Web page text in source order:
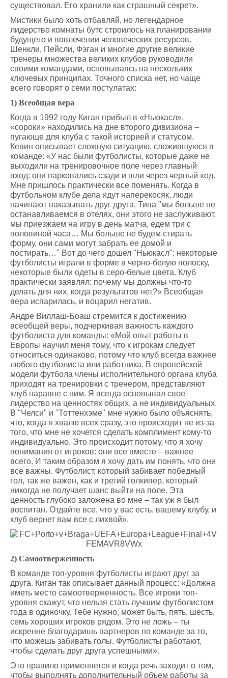
существовал. Его хранили как страшный секрет».
Мистики было хоть отбавляй, но легендарное
лидерство комнаты бутс строилось на планировании
будущего и вовлечении человеческих ресурсов.
Шенкли, Пейсли, Фэган и многие другие великие
тренеры множества великих клубов руководили
своими командами, основываясь на нескольких
ключевых принципах. Точного списка нет, но чаще
всего говорят о семи постулатах:
1) Всеобщая вера
Когда в 1992 году Киган прибыл в «Ньюкасл»,
«сороки» находились на дне второго дивизиона –
пугающе для клуба с такой историей и статусом.
Кевин описывает сложную ситуацию, сложившуюся в
команде: «У нас были футболисты, которые даже не
выходили на тренировочное поле через главный
вход: они парковались сзади и шли через черный ход.
Мне пришлось практически все поменять. Когда в
футбольном клубе дела идут наперекосяк, люди
начинают наказывать друг друга. Типа "мы больше не
останавливаемся в отелях, они этого не заслуживают,
мы приезжаем на игру в день матча, едем три с
половиной часа… Мы больше не будем стирать
форму, они сами могут забрать ее домой и
постирать…" Вот до чего дошел "Ньюкасл": некоторые
футболисты играли в форме в черно-белую полоску,
некоторые были одеты в серо-белые цвета. Клуб
практически заявлял: почему мы должны что-то
делать для них, когда результатов нет?» Всеобщая
вера испарилась, и воцарил негатив.
Андре Виллаш-Боаш стремится к достижению
всеобщей веры, подчеркивая важность каждого
футболиста для команды: «Мой опыт работы в
Европы научил меня тому, что к игрокам следует
относиться одинаково, потому что клуб всегда важнее
любого футболиста или работника. В европейской
модели футбола члены исполнительного органа клуба
приходят на тренировки с тренером, представляют
клуб наравне с ним. Я всегда основывал свое
лидерство на ценностях общих, а не индивидуальных.
В "Челси" и "Тоттенхэме" мне нужно было объяснять,
что, когда я хвалю всех сразу, это происходит не из-за
того, что мне не хочется сделать комплимент кому-то
индивидуально. Это происходит потому, что я хочу
понимания от игроков: они все вместе – важнее
всего. И таким образом я хочу дать им понять, что они
все важны. Футболист, который забивает победный
гол, так же важен, как и третий голкипер, который
никогда не получает шанс выйти на поле. Эта
ценность глубоко заложена во мне – так уж я был
воспитан. Отдайте все, что у вас есть, вашему клубу, и
клуб вернет вам все с лихвой».
2) Самоотверженность
В команде топ-уровня футболисты играют друг за
друга. Киган так описывает данный процесс: «Должна
иметь место самоотверженность. Все игроки топ-
уровня скажут, что нельзя стать лучшим футболистом
года в одиночку. Тебе нужно, может быть, пять, шесть,
семь хороших игроков рядом. Это не ложь – ты
искренне благодаришь партнеров по команде за то,
что можешь забивать голы. Футболисты работают,
чтобы сделать друг друга успешными».
Это правило применяется и когда речь заходит о том,
чтобы выполнять дополнительный объем работы за